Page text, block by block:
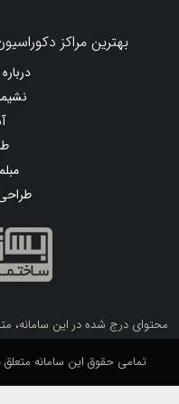
بهترین مراکز
محتوای درج شده در این سامانه،
تمامی حقوق این سامانه متعلق